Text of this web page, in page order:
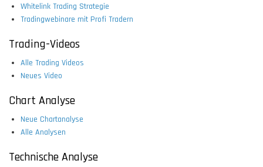
Whitelink Trading Strategie
Tradingwebinare mit Profi Tradern
Trading-Videos
Alle Trading Videos
Neues Video
Chart Analyse
Neue Chartanalyse
Alle Analysen
Technische Analyse